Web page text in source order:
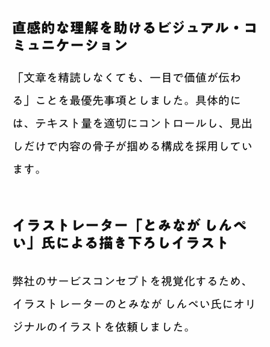
直感的な理解を助けるビジュアル・コ
ミュニケーション
「文章を精読しなくても、一目で価値が伝わ
る」ことを最優先事項としました。具体的に
は、テキスト量を適切にコントロールし、見出
しだけで内容の骨子が掴める構成を採用してい
ます。
イラストレーター「とみなが しんぺ
い」氏による描き下ろしイラスト
弊社のサービスコンセプトを視覚化するため、
イラストレーターのとみなが しんぺい氏にオリ
ジナルのイラストを依頼しました。